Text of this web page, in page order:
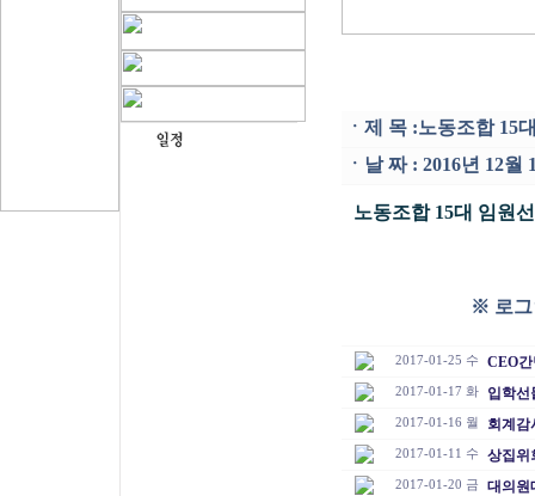
ㆍ 제 목 :노동조합 15
ㆍ 날 짜 : 2016년 12월
노동조합 15대 임원
※ 로그
2017-01-25 수 CEO
2017-01-17 화 입학선
2017-01-16 월 회계감
2017-01-11 수 상집위
2017-01-20 금 대의원